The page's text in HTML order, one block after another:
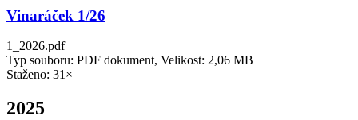
Vinaráček 1/26
1_2026.pdf
Typ souboru: PDF dokument, Velikost: 2,06 MB
Staženo: 31×
2025